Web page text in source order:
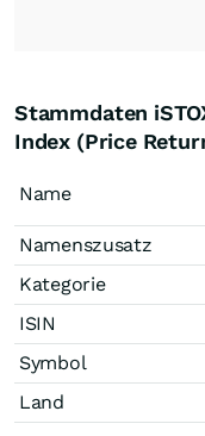
Stammdaten
Index (Price
Name
Namenszusatz
Kategorie
ISIN
Symbol
Land